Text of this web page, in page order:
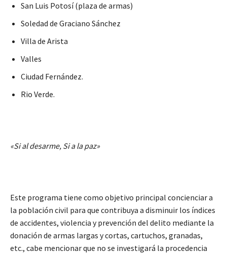
San Luis Potosí (plaza de armas)
Soledad de Graciano Sánchez
Villa de Arista
Valles
Ciudad Fernández.
Rio Verde.
«Si al desarme, Si a la paz»
Este programa tiene como objetivo principal concienciar a
la población civil para que contribuya a disminuir los índices
de accidentes, violencia y prevención del delito mediante la
donación de armas largas y cortas, cartuchos, granadas,
etc., cabe mencionar que no se investigará la procedencia